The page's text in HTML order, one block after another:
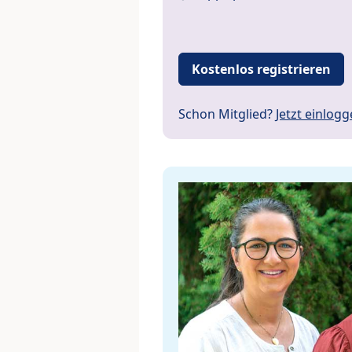
Kostenlos registrieren
Schon Mitglied? Jetzt